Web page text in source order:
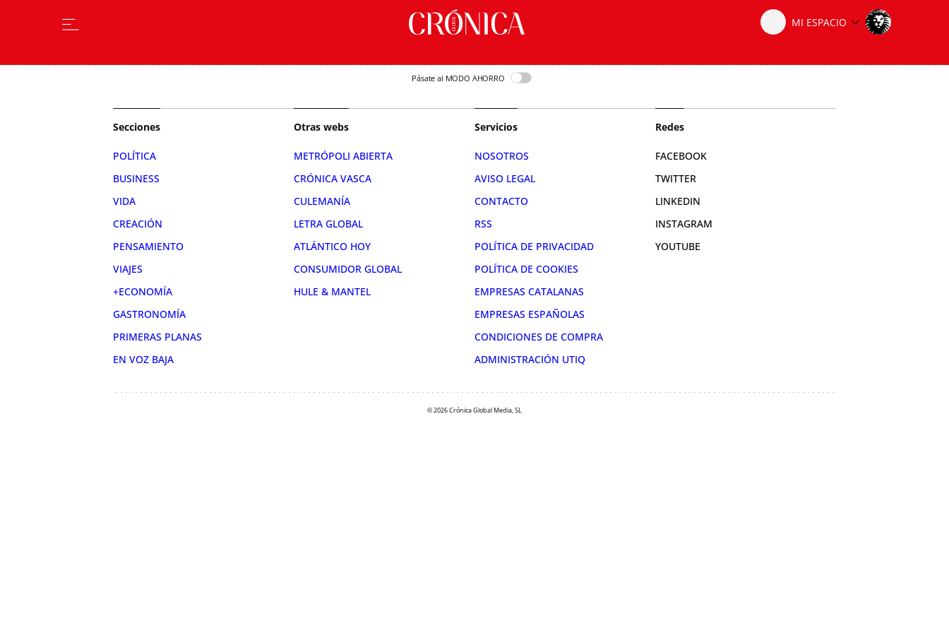
Pásate al MODO AHORRO
Secciones
POLÍTICA
BUSINESS
VIDA
CREACIÓN
PENSAMIENTO
VIAJES
+ECONOMÍA
GASTRONOMÍA
PRIMERAS PLANAS
EN VOZ BAJA
Otras webs
METRÓPOLI ABIERTA
CRÓNICA VASCA
CULEMANÍA
LETRA GLOBAL
ATLÁNTICO HOY
CONSUMIDOR GLOBAL
HULE & MANTEL
Servicios
NOSOTROS
AVISO LEGAL
CONTACTO
RSS
POLÍTICA DE PRIVACIDAD
POLÍTICA DE COOKIES
EMPRESAS CATALANAS
EMPRESAS ESPAÑOLAS
CONDICIONES DE COMPRA
ADMINISTRACIÓN UTIQ
Redes
FACEBOOK
TWITTER
LINKEDIN
INSTAGRAM
YOUTUBE
© 2026 Crónica Global Media, SL